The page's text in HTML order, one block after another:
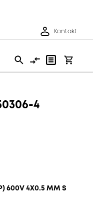
Kontakt
4
600V 4X0.5 MM S